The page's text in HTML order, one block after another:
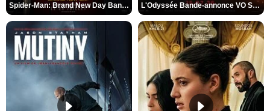
Spider-Man: Brand New Day Bande-annonce VO STFR L'Odyssée Bande-annonce VO STFR